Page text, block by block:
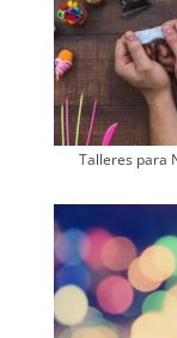
Talleres para